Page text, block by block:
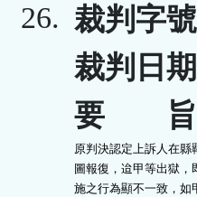
26. 裁判字號
裁判日期
要 旨
原判決認定上訴人在縣
圖報復，迨甲等出獄
施之行為顯不一致，如